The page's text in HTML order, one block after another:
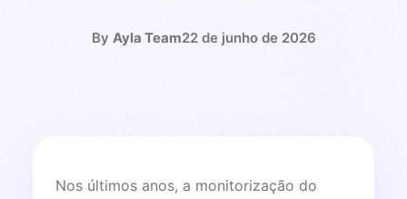
By Ayla Team22 de junho de 2026
Nos últimos anos, a monitorização do